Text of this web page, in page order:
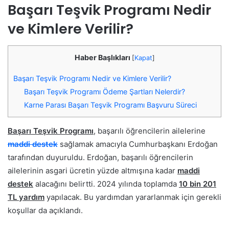
Başarı Teşvik Programı Nedir
ve Kimlere Verilir?
Haber Başlıkları [Kapat]
Başarı Teşvik Programı Nedir ve Kimlere Verilir?
Başarı Teşvik Programı Ödeme Şartları Nelerdir?
Karne Parası Başarı Teşvik Programı Başvuru Süreci
Başarı Teşvik Programı, başarılı öğrencilerin ailelerine
maddi destek sağlamak amacıyla Cumhurbaşkanı Erdoğan
tarafından duyuruldu. Erdoğan, başarılı öğrencilerin
ailelerinin asgari ücretin yüzde altmışına kadar maddi
destek alacağını belirtti. 2024 yılında toplamda 10 bin 201
TL yardım yapılacak. Bu yardımdan yararlanmak için gerekli
koşullar da açıklandı.